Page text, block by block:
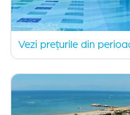
Vezi prețurile din